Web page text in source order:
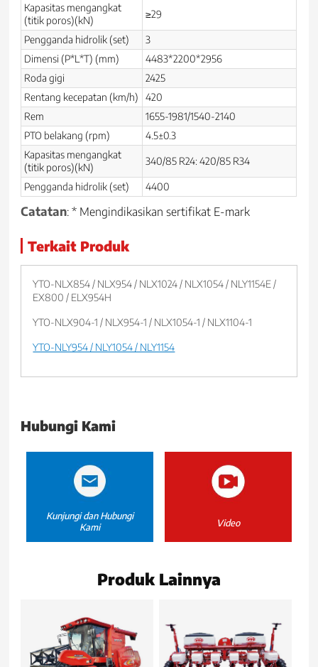
Kapasitas mengangkat
(titik poros)(kN)
≥29
Pengganda hidrolik (set)
3
Dimensi (P*L*T) (mm)
4483*2200*2956
Roda gigi
2425
Rentang kecepatan (km/h)
420
Rem
1655-1981/1540-2140
PTO belakang (rpm)
4.5±0.3
Kapasitas mengangkat
(titik poros)(kN)
340/85 R24: 420/85 R34
Pengganda hidrolik (set) 4400
Catatan: * Mengindikasikan sertifikat E-mark
Terkait Produk
YTO-NLX854 / NLX954 / NLX1024 / NLX1054 / NLY1154E /
EX800 / ELX954H
YTO-NLX904-1 / NLX954-1 / NLX1054-1 / NLX1104-1
YTO-NLY954 / NLY1054 / NLY1154
Hubungi Kami
Kunjungi dan Hubungi
Kami
Video
Produk Lainnya